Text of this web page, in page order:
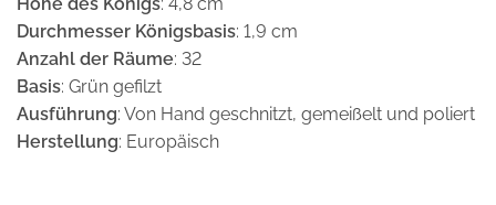
Durchmesser Königsbasis: 1,9 cm
Anzahl der Räume: 32
Basis: Grün gefilzt
Ausführung: Von Hand geschnitzt, gemeißelt und poliert
Herstellung: Europäisch